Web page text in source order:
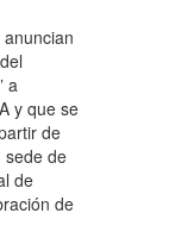
a
y que se
de
sede de
de
de